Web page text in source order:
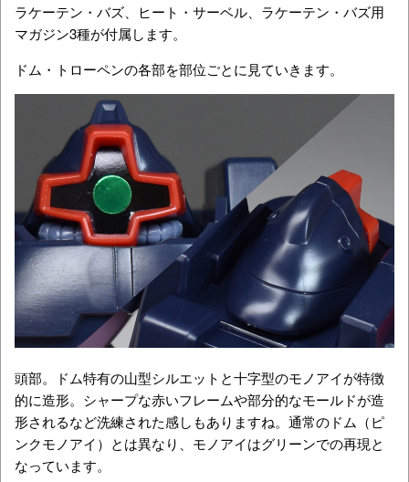
ラケーテン・バズ、ヒート・サーベル、ラケーテン・バズ用
マガジン3種が付属します。
ドム・トローペンの各部を部位ごとに見ていきます。
頭部。ドム特有の山型シルエットと十字型のモノアイが特徴
的に造形。シャープな赤いフレームや部分的なモールドが造
形されるなど洗練された感しもありますね。通常のドム（ピ
ンクモノアイ）とは異なり、モノアイはグリーンでの再現と
なっています。